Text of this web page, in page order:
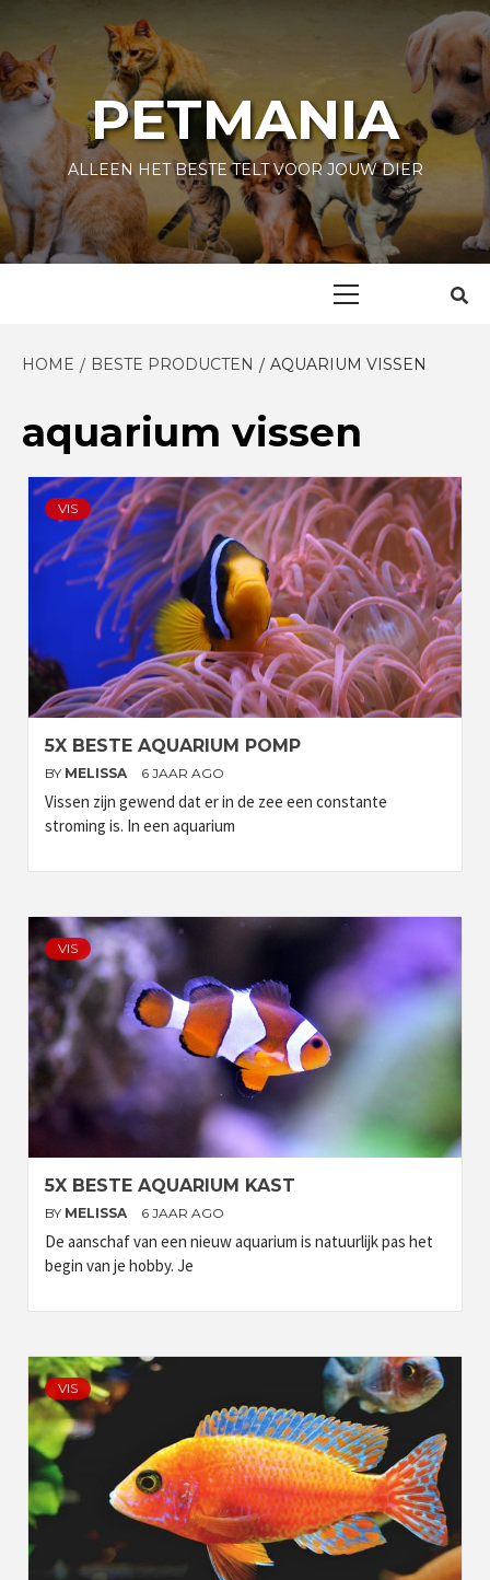
content
PETMANIA
ALLEEN HET BESTE TELT VOOR JOUW DIER
HOME BESTE PRODUCTEN AQUARIUM VISSEN
aquarium vissen
VIS
5X BESTE AQUARIUM POMP
BY MELISSA 6 JAAR AGO
Vissen zijn gewend dat er in de zee een constante
stroming is. In een aquarium
VIS
5X BESTE AQUARIUM KAST
BY MELISSA 6 JAAR AGO
De aanschaf van een nieuw aquarium is natuurlijk pas het
begin van je hobby. Je
VIS